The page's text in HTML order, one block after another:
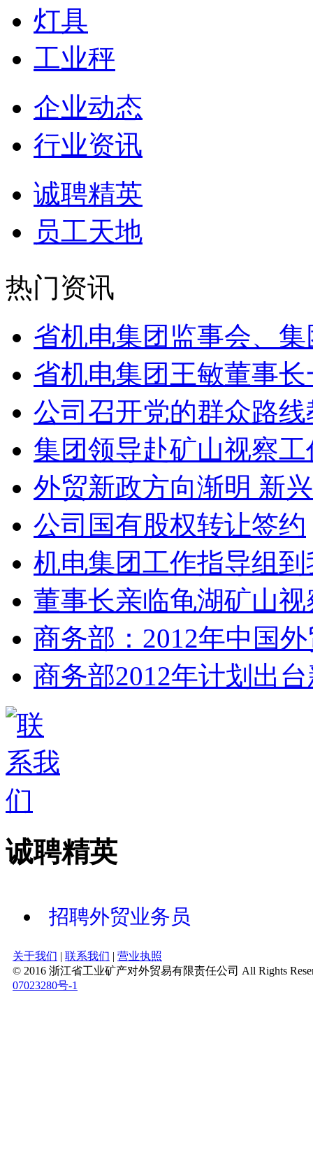
灯具
工业秤
企业动态
行业资讯
诚聘精英
员工天地
热门资讯
省机电集团监事会、
省机电集团王敏董事
公司召开党的群众路
集团领导赴矿山视察工
外贸新政方向渐明 新
公司国有股权转让签约
机电集团工作指导组
董事长亲临龟湖矿山视
商务部：2012年中国
商务部2012年计划出
诚聘精英
招聘外贸业务员
关于我们 | 联系我们 | 营业执照
© 2016 浙江省工业矿产对外贸易有限责任公司 All Rights
07023280号-1